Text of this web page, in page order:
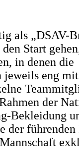
als „DSAV-
Start
in denen die
jeweils eng
der
Bekleidung
der